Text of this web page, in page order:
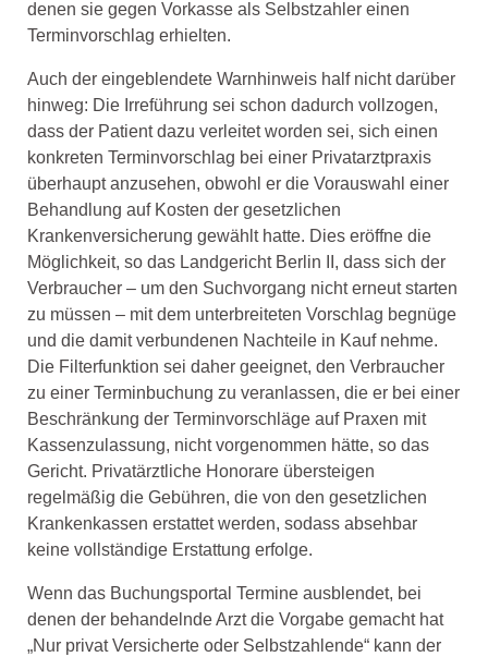
denen sie gegen Vorkasse als Selbstzahler einen
Terminvorschlag erhielten.
Auch der eingeblendete Warnhinweis half nicht darüber
hinweg: Die Irreführung sei schon dadurch vollzogen,
dass der Patient dazu verleitet worden sei, sich einen
konkreten Terminvorschlag bei einer Privatarztpraxis
überhaupt anzusehen, obwohl er die Vorauswahl einer
Behandlung auf Kosten der gesetzlichen
Krankenversicherung gewählt hatte. Dies eröffne die
Möglichkeit, so das Landgericht Berlin II, dass sich der
Verbraucher – um den Suchvorgang nicht erneut starten
zu müssen – mit dem unterbreiteten Vorschlag begnüge
und die damit verbundenen Nachteile in Kauf nehme.
Die Filterfunktion sei daher geeignet, den Verbraucher
zu einer Terminbuchung zu veranlassen, die er bei einer
Beschränkung der Terminvorschläge auf Praxen mit
Kassenzulassung, nicht vorgenommen hätte, so das
Gericht. Privatärztliche Honorare übersteigen
regelmäßig die Gebühren, die von den gesetzlichen
Krankenkassen erstattet werden, sodass absehbar
keine vollständige Erstattung erfolge.
Wenn das Buchungsportal Termine ausblendet, bei
denen der behandelnde Arzt die Vorgabe gemacht hat
„Nur privat Versicherte oder Selbstzahlende“ kann der